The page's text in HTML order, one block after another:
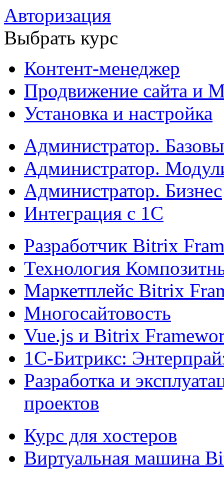
Авторизация
Выбрать курс
Контент-менеджер
Продвижение сайта и
Установка и настройка
Администратор.
Администратор.
Администратор. Бизнес
Интеграция с 1С
Разработчик Bitrix
Технология
Маркетплейс Bitrix
Многосайтовость
Vue.js и Bitrix
1С-Битрикс:
Разработка и
проектов
Курс для хостеров
Виртуальная машина